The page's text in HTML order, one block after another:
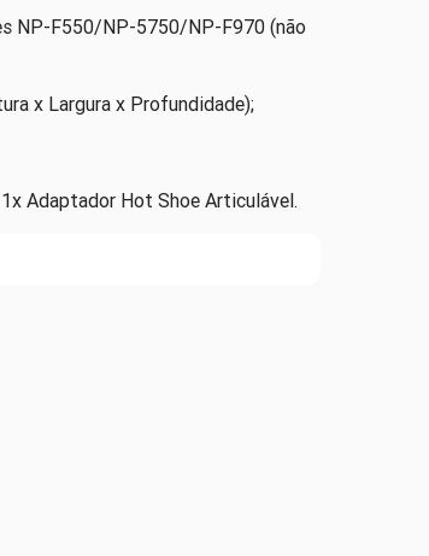
NP-F550/NP-5750/NP-F970 (não
x Largura x Profundidade);
Adaptador Hot Shoe Articulável.